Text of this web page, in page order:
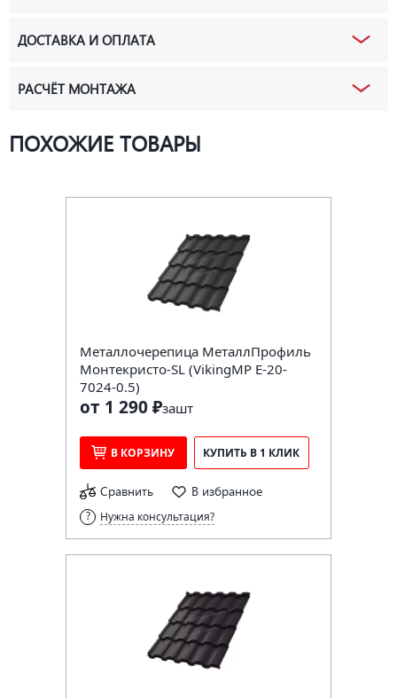
ДОСТАВКА И ОПЛАТА
РАСЧЁТ МОНТАЖА
ПОХОЖИЕ ТОВАРЫ
Металлочерепица МеталлПрофиль
Монтекристо-SL (VikingMP E-20-
7024-0.5)
от 1 290 ₽зашт
В КОРЗИНУ КУПИТЬ В 1 КЛИК
Сравнить В избранное
Нужна консультация?